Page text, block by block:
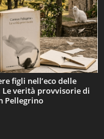
figli nell’eco delle
Le verità provvisorie di
Pellegrino